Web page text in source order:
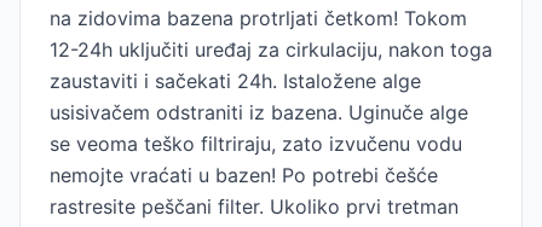
na zidovima bazena protrljati četkom! Tokom
12-24h uključiti uređaj za cirkulaciju, nakon toga
zaustaviti i sačekati 24h. Istaložene alge
usisivačem odstraniti iz bazena. Uginuče alge
se veoma teško filtriraju, zato izvučenu vodu
nemojte vraćati u bazen! Po potrebi češće
rastresite peščani filter. Ukoliko prvi tretman